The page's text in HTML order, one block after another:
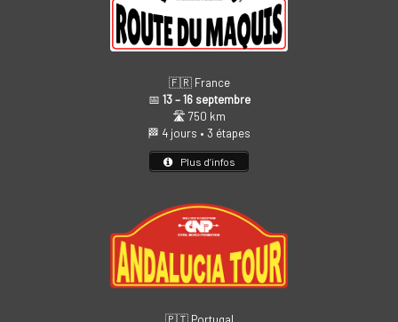
🇫🇷 France
📅 13 – 16 septembre
🛣️ 750 km
🏁 4 jours • 3 étapes
Plus d’infos